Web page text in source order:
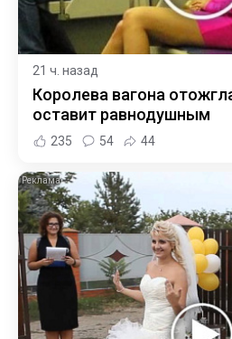
21 ч. назад
Королева вагона
оставит равнодушным
235 54 44